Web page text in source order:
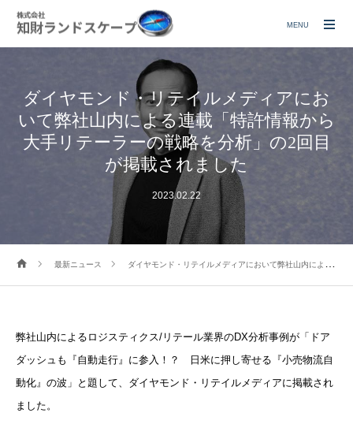
ダイヤモンド・リテイルメディアにお
いて弊社山内による連載「特許情報から
大手リテーラーの戦略を分析」の2回目
が掲載されました
2023.02.22
最新ニュース ダイヤモンド・リテイルメディアにおいて弊社山内による連載「特許情報から大手リテーラーの戦略を分析」の2回目が掲載されました
弊社山内によるロジスティクス/リテール業界のDX分析事例が「 ドア
ダッシュも『自動走行』に参入！？ 日米に押し寄せる『小売物流自
動化』の波」と題して、ダイヤモンド・リテイルメディアに掲載され
ました。
MENU